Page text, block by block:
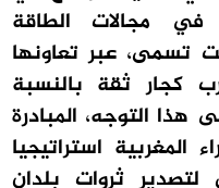
في مجالات الطاقة
تسمى، عبر تعاونها
كجار ثقة بالنسبة
التوجه، المبادرة
المغربية استراتيجيا
ثروات بلدان